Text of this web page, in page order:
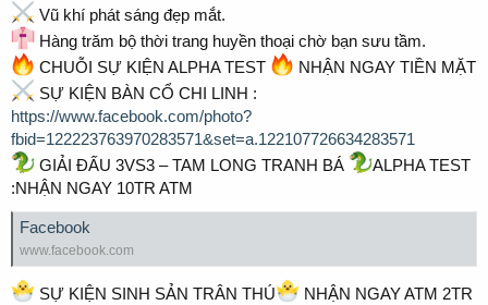
Vũ khí phát sáng đẹp mắt.
Hàng trăm bộ thời trang huyền thoại chờ bạn sưu tầm.
CHUỖI SỰ KIỆN ALPHA TEST
NHẬN NGAY TIỀN MẶT
SỰ KIỆN BÀN CỔ CHI LINH :
https://www.facebook.com/photo?
fbid=122223763970283571&set=a.122107726634283571
GIẢI ĐẤU 3VS3 – TAM LONG TRANH BÁ
ALPHA TEST
:NHẬN NGAY 10TR ATM
Facebook
www.facebook.com
SỰ KIỆN SINH SẢN TRÂN THÚ
NHẬN NGAY ATM 2TR